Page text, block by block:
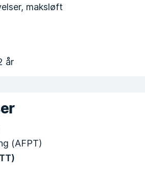
maksløft
år
(AFPT)